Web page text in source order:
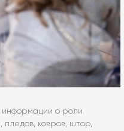
о роли
пледов, ковров, штор,